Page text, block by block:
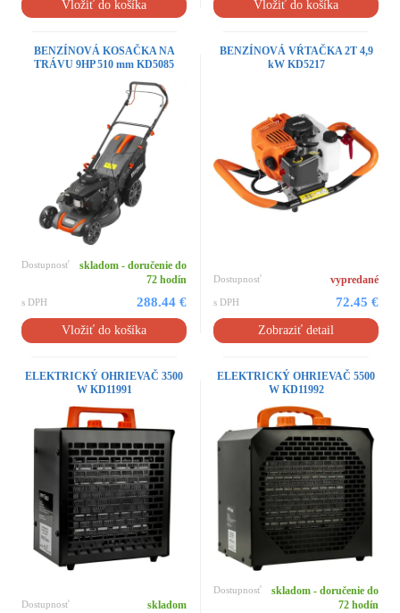
Vložiť do košíka Vložiť do košíka
BENZÍNOVÁ KOSAČKA NA
TRÁVU 9HP 510 mm KD5085
Dostupnosť
skladom - doručenie do
72 hodín
s DPH 288.44 €
Vložiť do košíka
BENZÍNOVÁ VŔTAČKA 2T 4,9
kW KD5217
Dostupnosť vypredané
s DPH 72.45 €
Zobraziť detail
ELEKTRICKÝ OHRIEVAČ 3500
W KD11991
Dostupnosť skladom
ELEKTRICKÝ OHRIEVAČ 5500
W KD11992
Dostupnosť
skladom - doručenie do
72 hodín